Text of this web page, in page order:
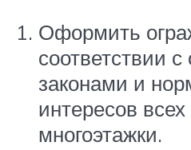
Оформить
соответствии
законами и
интересов
многоэтажки.